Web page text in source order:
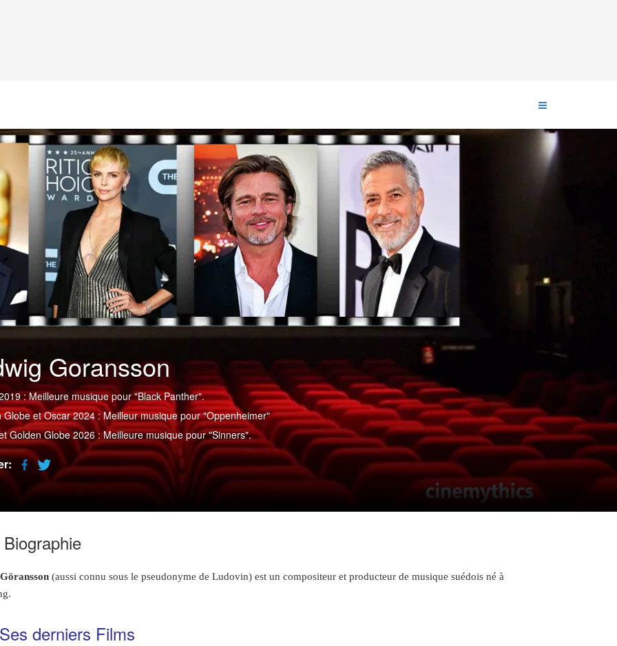
Goransson
: Meilleure musique pour "Black Panther".
Globe et Oscar 2024 : Meilleur musique pour "Oppenheimer"
Golden Globe 2026 : Meilleure musique pour "Sinners".
Biographie
(aussi connu sous le pseudonyme de Ludovin) est un compositeur et producteur de musique suédois né à
derniers Films